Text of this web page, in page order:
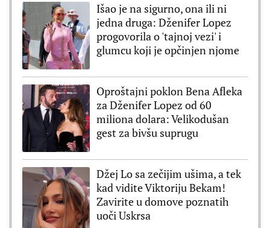
Išao je na sigurno, ona ili ni
jedna druga: Dženifer Lopez
progovorila o 'tajnoj vezi' i
glumcu koji je opčinjen njome
Oproštajni poklon Bena Afleka
za Dženifer Lopez od 60
miliona dolara: Velikodušan
gest za bivšu suprugu
Džej Lo sa zečijim ušima, a tek
kad vidite Viktoriju Bekam!
Zavirite u domove poznatih
uoči Uskrsa